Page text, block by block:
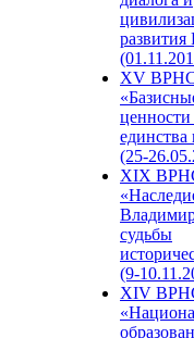
развития
XV
единства
(25-
XIX
судьбы
(9-
XIV